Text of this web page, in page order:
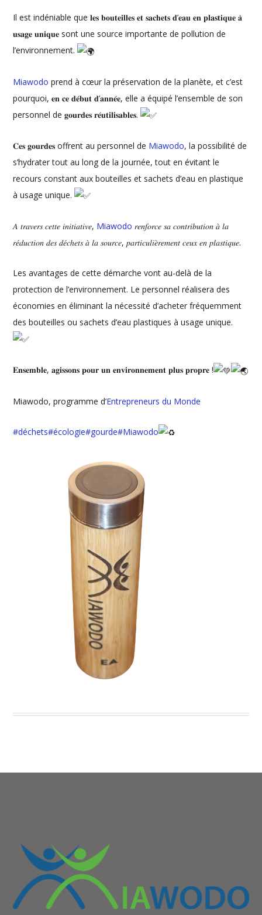
Il est indéniable que 𝐥𝐞𝐬 𝐛𝐨𝐮𝐭𝐞𝐢𝐥𝐥𝐞𝐬 𝐞𝐭 𝐬𝐚𝐜𝐡𝐞𝐭𝐬 𝐝’𝐞𝐚𝐮 𝐞𝐧 𝐩𝐥𝐚𝐬𝐭𝐢𝐪𝐮𝐞 𝐚̀
𝐮𝐬𝐚𝐠𝐞 𝐮𝐧𝐢𝐪𝐮𝐞 sont une source importante de pollution de
l’environnement.
Miawodo prend à cœur la préservation de la planète, et c’est
pourquoi, 𝐞𝐧 𝐜𝐞 𝐝𝐞́𝐛𝐮𝐭 𝐝’𝐚𝐧𝐧𝐞́𝐞, elle a équipé l’ensemble de son
personnel de 𝐠𝐨𝐮𝐫𝐝𝐞𝐬 𝐫𝐞́𝐮𝐭𝐢𝐥𝐢𝐬𝐚𝐛𝐥𝐞𝐬.
𝐂𝐞𝐬 𝐠𝐨𝐮𝐫𝐝𝐞𝐬 offrent au personnel de Miawodo, la possibilité de
s’hydrater tout au long de la journée, tout en évitant le
recours constant aux bouteilles et sachets d’eau en plastique
à usage unique.
𝐴 𝑡𝑟𝑎𝑣𝑒𝑟𝑠 𝑐𝑒𝑡𝑡𝑒 𝑖𝑛𝑖𝑡𝑖𝑎𝑡𝑖𝑣𝑒, Miawodo 𝑟𝑒𝑛𝑓𝑜𝑟𝑐𝑒 𝑠𝑎 𝑐𝑜𝑛𝑡𝑟𝑖𝑏𝑢𝑡𝑖𝑜𝑛 𝑎̀ 𝑙𝑎
𝑟𝑒́𝑑𝑢𝑐𝑡𝑖𝑜𝑛 𝑑𝑒𝑠 𝑑𝑒́𝑐ℎ𝑒𝑡𝑠 𝑎̀ 𝑙𝑎 𝑠𝑜𝑢𝑟𝑐𝑒, 𝑝𝑎𝑟𝑡𝑖𝑐𝑢𝑙𝑖𝑒̀𝑟𝑒𝑚𝑒𝑛𝑡 𝑐𝑒𝑢𝑥 𝑒𝑛 𝑝𝑙𝑎𝑠𝑡𝑖𝑞𝑢𝑒.
Les avantages de cette démarche vont au-delà de la
protection de l’environnement. Le personnel réalisera des
économies en éliminant la nécessité d’acheter fréquemment
des bouteilles ou sachets d’eau plastiques à usage unique.
𝐄𝐧𝐬𝐞𝐦𝐛𝐥𝐞, 𝐚𝐠𝐢𝐬𝐬𝐨𝐧𝐬 𝐩𝐨𝐮𝐫 𝐮𝐧 𝐞𝐧𝐯𝐢𝐫𝐨𝐧𝐧𝐞𝐦𝐞𝐧𝐭 𝐩𝐥𝐮𝐬 𝐩𝐫𝐨𝐩𝐫𝐞 !
Miawodo, programme d’Entrepreneurs du Monde
#déchets#écologie#gourde#Miawodo